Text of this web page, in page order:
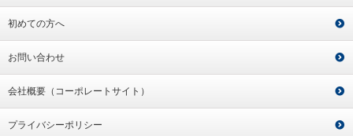
初めての方へ
お問い合わせ
会社概要（コーポレートサイト）
プライバシーポリシー